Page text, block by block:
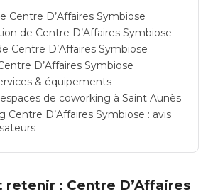
Centre D’Affaires Symbiose
de Centre D’Affaires Symbiose
Centre D’Affaires Symbiose
D’Affaires Symbiose
& équipements
de coworking à Saint Aunès
Centre D’Affaires Symbiose : avis
retenir : Centre D’Affaires